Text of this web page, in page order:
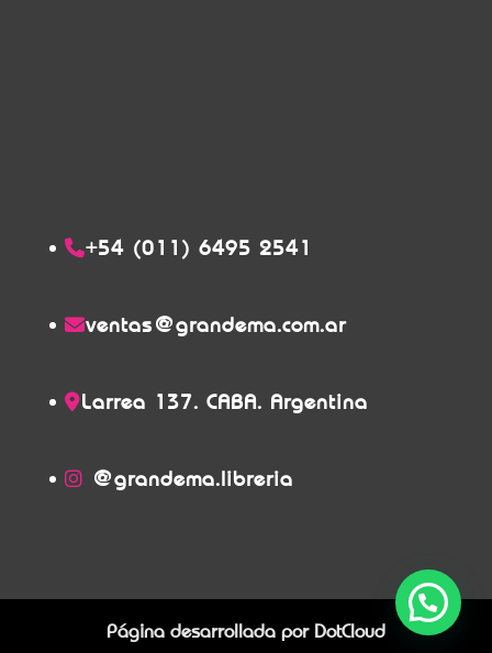
+54 (011) 6495 2541
ventas@grandema.com.ar
Larrea 137. CABA. Argentina
@grandema.libreria
Página desarrollada por DotCloud